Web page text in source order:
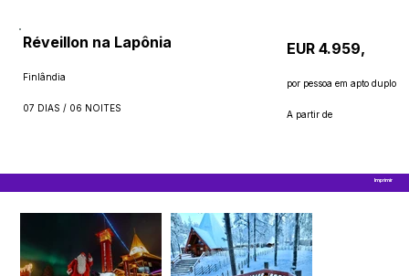
Imprimir
Réveillon na Lapônia
Finlândia
07 DIAS / 06 NOITES
A partir de
EUR 4.959,
por pessoa em apto duplo